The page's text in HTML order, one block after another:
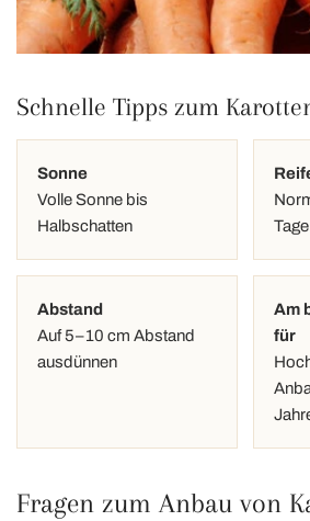
Schnelle Tipps zum
Sonne
Volle Sonne bis
Halbschatten
Tage
Abstand
Auf 5–10 cm Abstand
ausdünnen
Am
für
Fragen zum Anbau von